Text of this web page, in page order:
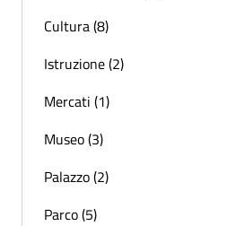
Cultura (8)
Istruzione (2)
Mercati (1)
Museo (3)
Palazzo (2)
Parco (5)